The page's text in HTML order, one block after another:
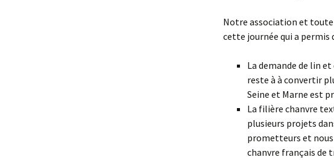
Notre association et
cette journée qui a
La demande de lin
reste à à convertir
Seine et Marne est
La filière chanvre
plusieurs projets
prometteurs et
chanvre français de